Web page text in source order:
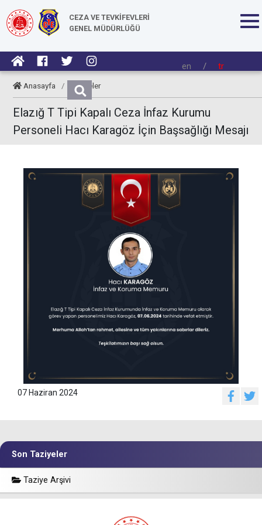
CEZA VE TEVKİFEVLERİ
GENEL MÜDÜRLÜĞÜ
en / tr
Anasayfa / Taziyeler
Elazığ T Tipi Kapalı Ceza İnfaz Kurumu
Personeli Hacı Karagöz İçin Başsağlığı Mesajı
07 Haziran 2024
Son Taziyeler
Taziye Arşivi